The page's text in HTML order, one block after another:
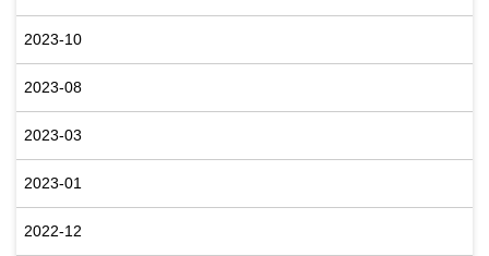
2023-10
2023-08
2023-03
2023-01
2022-12